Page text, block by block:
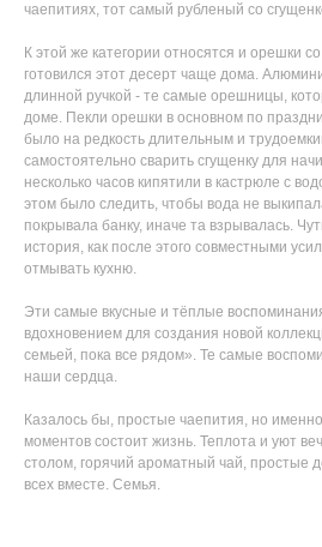
чаепитиях, тот самый рубленый со
К этой же категории относятся и орешки
готовился этот десерт чаще дома.
длинной ручкой - те самые орешницы,
доме. Пекли орешки в основном по
было на редкость длительным и
самостоятельно сварить сгущенку для
несколько часов кипятили в кастрюле с
этом было следить, чтобы вода не
покрывала банку, иначе та взрывалась.
история, как после этого совместными
отмывать кухню.
Эти самые вкусные и тёплые
вдохновением для создания новой
семьей, пока все рядом». Те самые
наши сердца.
Казалось бы, простые чаепития, но
моментов состоит жизнь. Теплота и уют
столом, горячий ароматный чай, простые
всех вместе. Семья.